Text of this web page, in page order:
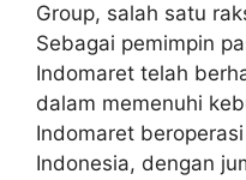
Group, salah satu
Sebagai pemimpin
Indomaret telah
dalam memenuhi
Indomaret
Indonesia, dengan